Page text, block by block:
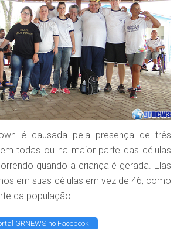
é causada pela presença de três
todas ou na maior parte das células
quando a criança é gerada. Elas
em suas células em vez de 46, como
da população.
GRNEWS no Facebook